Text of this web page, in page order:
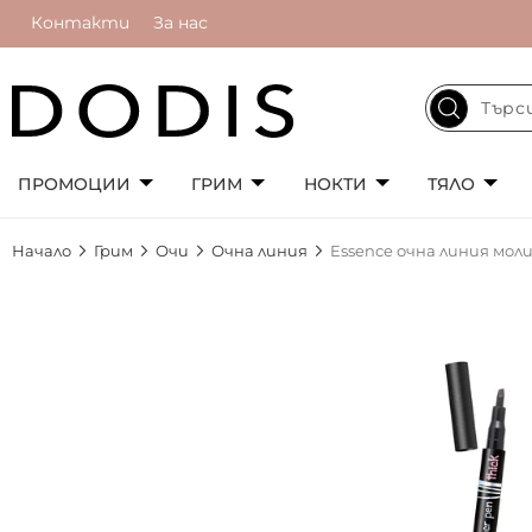
Контакти За нас
ПРОМОЦИИ ГРИМ НОКТИ ТЯЛО
Начало Грим Очи Очна линия Essence очна линия